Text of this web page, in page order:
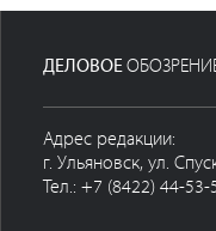
ДЕЛОВОЕ
Адрес редакции:
г. Ульяновск, ул.
Тел.: +7 (8422) 44-53-